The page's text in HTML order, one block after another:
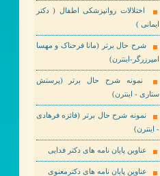
اختلالات روانپزشکی اطفال ( دکتر
ایمانی )
شرح حال برتر (مانا فرحناک و مهسا
امیرزرگر-اینترن)
نمونه شرح حال برتر (پرستش
ستاری - اینترن)
نمونه شرح حال برتر (فائزه فرهادی
- اینترن)
عناوین پایان نامه های دکتر فدایی
عناوین پایان نامه های دکترمعنوی